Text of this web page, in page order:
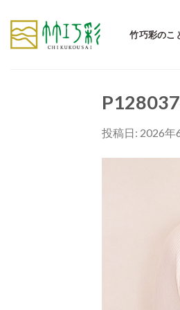
content
竹巧彩のこ
投稿日: 2026年